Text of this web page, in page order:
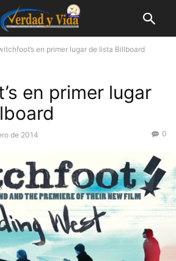
en primer lugar de lista Billboard
en primer lugar
de 2014 0